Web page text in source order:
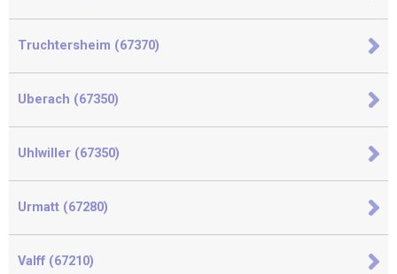
Truchtersheim (67370)
Uberach (67350)
Uhlwiller (67350)
Urmatt (67280)
Valff (67210)